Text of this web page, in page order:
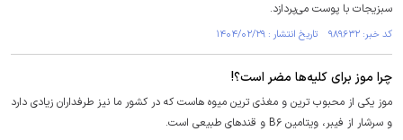
سبزیجات با پوست می‌پردازد.
کد خبر: ۹۸۹۶۳۲ تاریخ انتشار : ۱۴۰۴/۰۲/۲۹
چرا موز برای کلیه‌ها مضر است؟!
موز یکی از محبوب ترین و مغذی ترین میوه هاست که در کشور ما نیز طرفداران زیادی دارد
و سرشار از فیبر، ویتامین B۶ و قندهای طبیعی است.